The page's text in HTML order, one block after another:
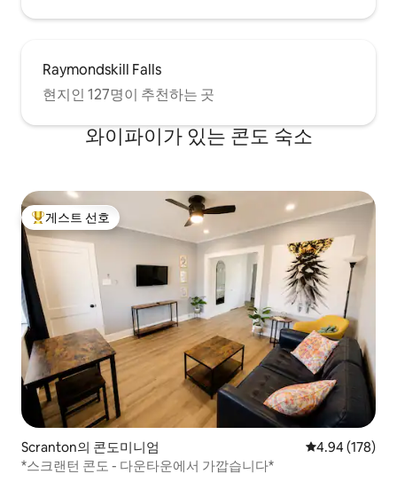
Raymondskill Falls
현지인 127명이 추천하는 곳
와이파이가 있는 콘도 숙소
상위 게스트 선호
게스트 선호
Scranton의 콘도미니엄 평점 4.94점(5
4.94 (178)
*스크랜턴 콘도 - 다운타운에서 가깝습니다*